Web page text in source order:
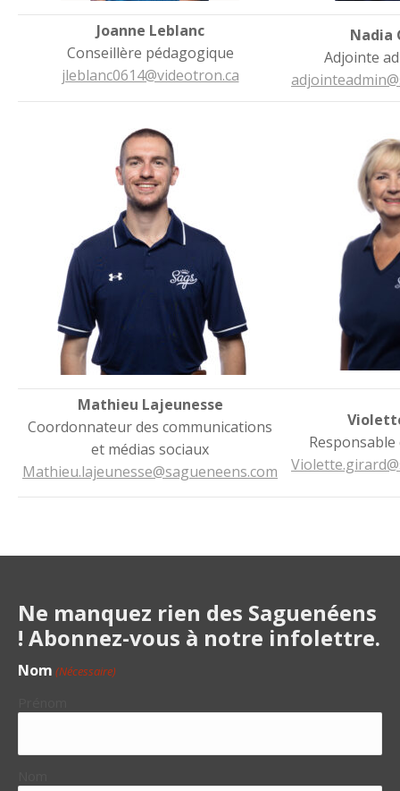
Joanne Leblanc
Conseillère pédagogique
jleblanc0614@videotron.ca
Nadia
Adjointe
Mathieu Lajeunesse
Coordonnateur des communications
et médias sociaux
Mathieu.lajeunesse@sagueneens.com
Ne manquez rien des Saguenéens
! Abonnez-vous à notre infolettre.
Nom (Nécessaire)